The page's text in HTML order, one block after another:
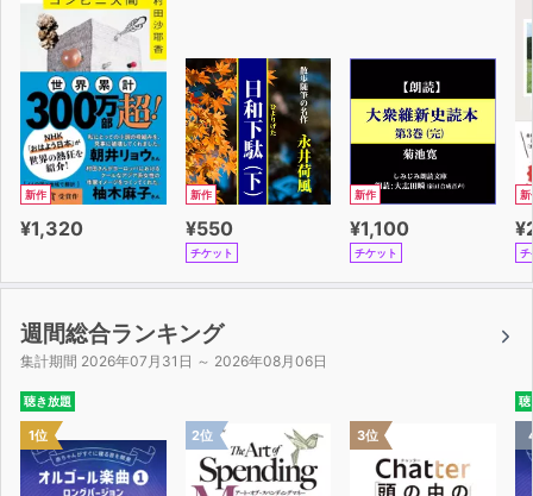
新作
¥1,320
新作
¥550
チケット
新作
¥1,100
チケット
新
チ
週間総合ランキング
集計期間 2026年07月31日 ～ 2026年08月06日
聴き放題
1位 2位 3位
聴